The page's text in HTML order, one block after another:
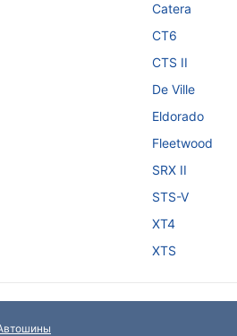
Catera
CT6
CTS II
De Ville
Eldorado
Fleetwood
SRX II
STS-V
XT4
XTS